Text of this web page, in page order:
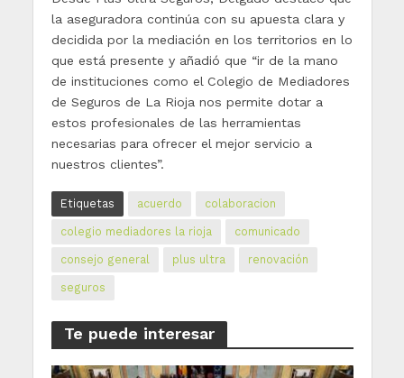
la aseguradora continúa con su apuesta clara y
decidida por la mediación en los territorios en lo
que está presente y añadió que “ir de la mano
de instituciones como el Colegio de Mediadores
de Seguros de La Rioja nos permite dotar a
estos profesionales de las herramientas
necesarias para ofrecer el mejor servicio a
nuestros clientes”.
Etiquetas acuerdo colaboracion
colegio mediadores la rioja comunicado
consejo general plus ultra renovación
seguros
Te puede interesar